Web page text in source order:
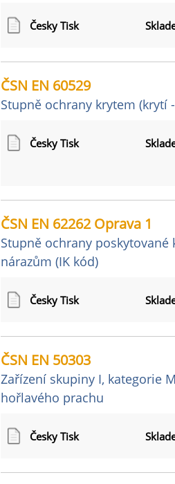
Česky Tisk
ČSN EN 60529
Stupně ochrany krytem (krytí
Česky Tisk
ČSN EN 62262 Oprava 1
Stupně ochrany
nárazům (IK kód)
Česky Tisk
ČSN EN 50303
Zařízení skupiny I, kategorie
hořlavého prachu
Česky Tisk